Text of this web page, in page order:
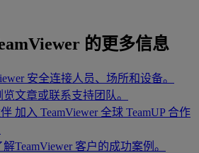
的更多信息
安全连接人员、场所和设备。
览文章或联系支持团队。
加入 TeamViewer 全球 TeamUP 合作
解TeamViewer 客户的成功案例。